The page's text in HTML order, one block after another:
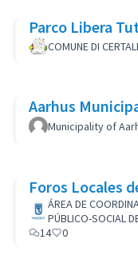
Parco Libera
COMUNE DI
Aarhus
Municipality of
Foros Locales
ÁREA DE
PÚBLICO-SOCIAL
14
0